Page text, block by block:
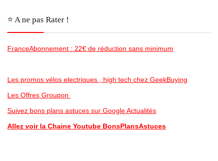
⭐️ A ne pas Rater !
FranceAbonnement : 22€ de réduction sans minimum
Les promos vélos electriques , high tech chez GeekBuying
Les Offres Groupon
Suivez bons plans astuces sur Google Actualités
Allez voir la Chaine Youtube BonsPlansAstuces